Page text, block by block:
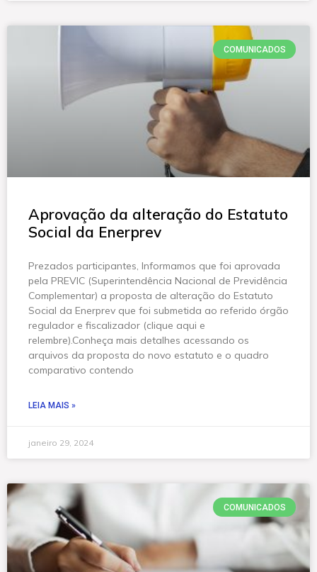
COMUNICADOS
Aprovação da alteração do Estatuto
Social da Enerprev
Prezados participantes, Informamos que foi aprovada
pela PREVIC (Superintendência Nacional de Previdência
Complementar) a proposta de alteração do Estatuto
Social da Enerprev que foi submetida ao referido órgão
regulador e fiscalizador (clique aqui e
relembre).Conheça mais detalhes acessando os
arquivos da proposta do novo estatuto e o quadro
comparativo contendo
LEIA MAIS »
janeiro 29, 2024
COMUNICADOS